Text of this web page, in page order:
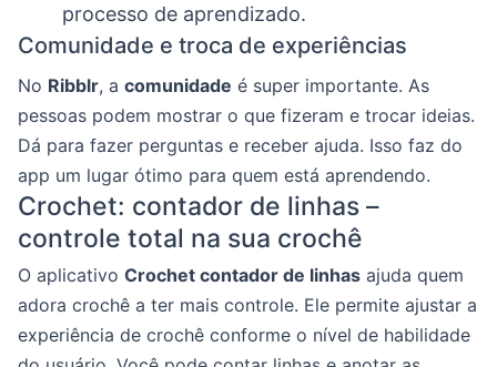
processo de aprendizado.
Comunidade e troca de experiências
No Ribblr, a comunidade é super importante. As
pessoas podem mostrar o que fizeram e trocar ideias.
Dá para fazer perguntas e receber ajuda. Isso faz do
app um lugar ótimo para quem está aprendendo.
Crochet: contador de linhas –
controle total na sua crochê
O aplicativo Crochet contador de linhas ajuda quem
adora crochê a ter mais controle. Ele permite ajustar a
experiência de crochê conforme o nível de habilidade